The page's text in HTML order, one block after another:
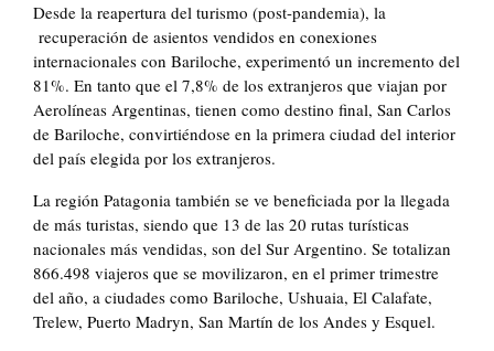
Desde la reapertura del turismo (post-pandemia), la
recuperación de asientos vendidos en conexiones
internacionales con Bariloche, experimentó un incremento del
81%. En tanto que el 7,8% de los extranjeros que viajan por
Aerolíneas Argentinas, tienen como destino final, San Carlos
de Bariloche, convirtiéndose en la primera ciudad del interior
del país elegida por los extranjeros.
La región Patagonia también se ve beneficiada por la llegada
de más turistas, siendo que 13 de las 20 rutas turísticas
nacionales más vendidas, son del Sur Argentino. Se totalizan
866.498 viajeros que se movilizaron, en el primer trimestre
del año, a ciudades como Bariloche, Ushuaia, El Calafate,
Trelew, Puerto Madryn, San Martín de los Andes y Esquel.